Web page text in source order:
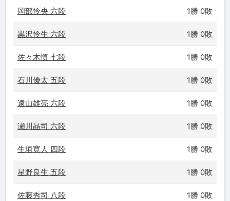
岡部怜央 六段 1勝 0敗
黒沢怜生 六段 1勝 0敗
佐々木慎 七段 1勝 0敗
石川優太 五段 1勝 0敗
遠山雄亮 六段 1勝 0敗
瀬川晶司 六段 1勝 0敗
生垣寛人 四段 1勝 0敗
星野良生 五段 1勝 0敗
佐藤秀司 八段 1勝 0敗